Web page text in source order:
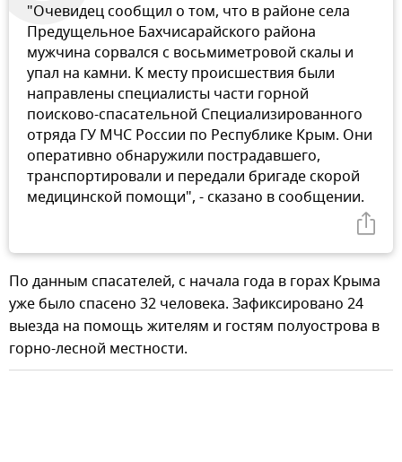
"Очевидец сообщил о том, что в районе села
Предущельное Бахчисарайского района
мужчина сорвался с восьмиметровой скалы и
упал на камни. К месту происшествия были
направлены специалисты части горной
поисково-спасательной Специализированного
отряда ГУ МЧС России по Республике Крым. Они
оперативно обнаружили пострадавшего,
транспортировали и передали бригаде скорой
медицинской помощи", - сказано в сообщении.
По данным спасателей, с начала года в горах Крыма
уже было спасено 32 человека. Зафиксировано 24
выезда на помощь жителям и гостям полуострова в
горно-лесной местности.